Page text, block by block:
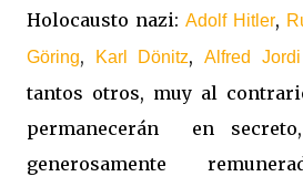
Holocausto nazi: Adolf Hitler,
Göring, Karl Dönitz, Alfred Jordi
tantos otros, muy al
permanecerán en
generosamente